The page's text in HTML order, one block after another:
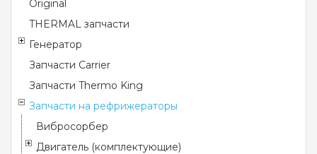
Original
THERMAL запчасти
Генератор
Запчасти Carrier
Запчасти Thermo King
Запчасти на рефрижераторы
Вибросорбер
Двигатель (комплектующие)